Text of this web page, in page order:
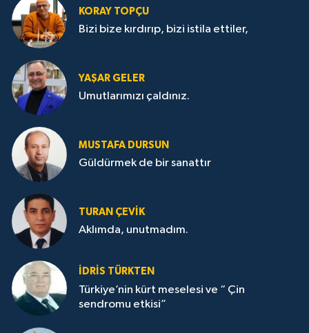
KORAY TOPÇU
Bizi bize kırdırıp, bizi istila ettiler,
YAŞAR GELER
Umutlarımızı çaldınız.
MUSTAFA DURSUN
Güldürmek de bir sanattır
TURAN ÇEVİK
Aklımda, unutmadım.
İDRİS TÜRKTEN
Türkiye’nin kürt meselesi ve “ Çin
sendromu etkisi”